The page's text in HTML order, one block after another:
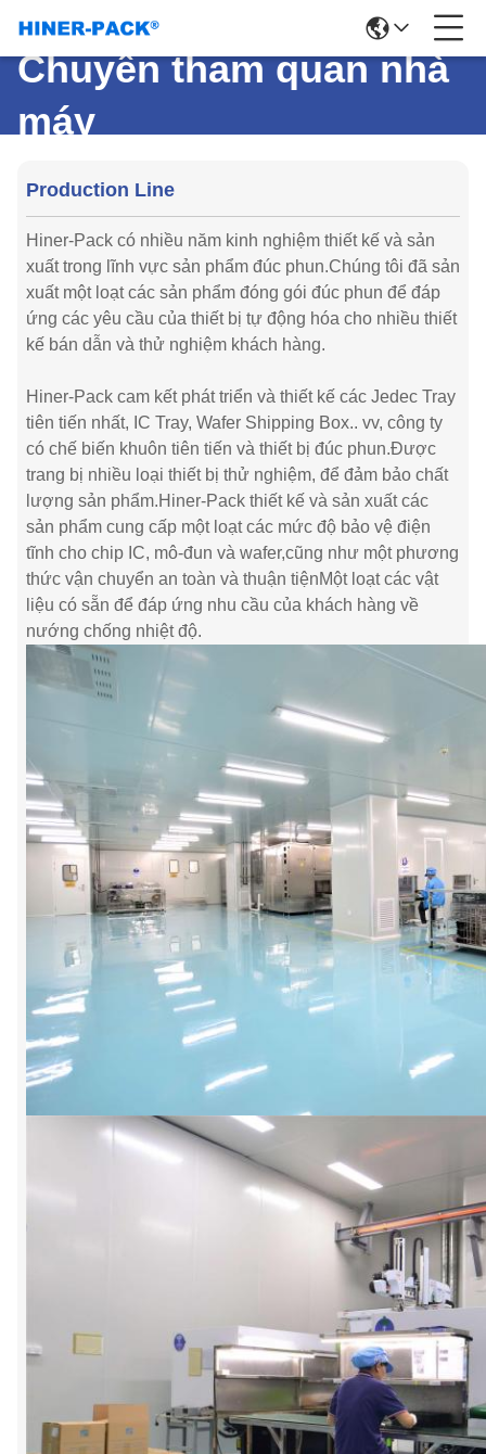
Chuyến tham quan nhà
máy
Production Line
Hiner-Pack có nhiều năm kinh nghiệm thiết kế và sản
xuất trong lĩnh vực sản phẩm đúc phun.Chúng tôi đã sản
xuất một loạt các sản phẩm đóng gói đúc phun để đáp
ứng các yêu cầu của thiết bị tự động hóa cho nhiều thiết
kế bán dẫn và thử nghiệm khách hàng.
Hiner-Pack cam kết phát triển và thiết kế các Jedec Tray
tiên tiến nhất, IC Tray, Wafer Shipping Box.. vv, công ty
có chế biến khuôn tiên tiến và thiết bị đúc phun.Được
trang bị nhiều loại thiết bị thử nghiệm, để đảm bảo chất
lượng sản phẩm.Hiner-Pack thiết kế và sản xuất các
sản phẩm cung cấp một loạt các mức độ bảo vệ điện
tĩnh cho chip IC, mô-đun và wafer,cũng như một phương
thức vận chuyển an toàn và thuận tiệnMột loạt các vật
liệu có sẵn để đáp ứng nhu cầu của khách hàng về
nướng chống nhiệt độ.